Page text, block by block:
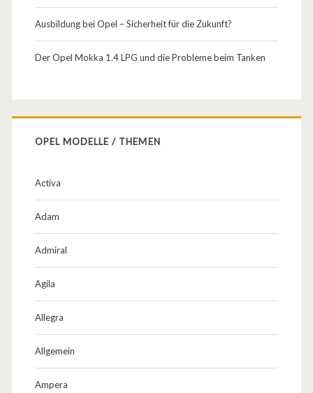
Ausbildung bei Opel – Sicherheit für die Zukunft?
Der Opel Mokka 1.4 LPG und die Probleme beim Tanken
OPEL MODELLE / THEMEN
Activa
Adam
Admiral
Agila
Allegra
Allgemein
Ampera